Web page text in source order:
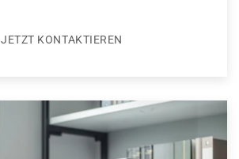
JETZT KONTAKTIEREN